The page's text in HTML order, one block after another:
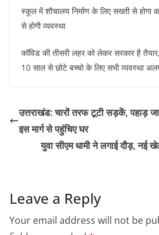
स्कूल में शौचालय निर्माण के लिए सख्ती से
से होगी व्यवस्था
कॉविड की तीसरी लहर को लेकर सरकार है
10 साल से छोटे बच्चो के लिए सभी व्यवस्था
उत्तराखंड: चारों तरफ टूटी सड़कें, पहाड़
इस मार्ग से पहुंचिए घर
युवा सीएम धामी ने लगाई दौड़, नई
Leave a Reply
Your email address will not be